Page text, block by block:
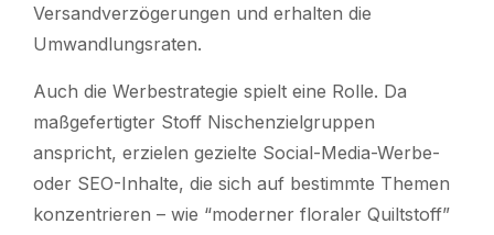
Versandverzögerungen und erhalten die
Umwandlungsraten.
Auch die Werbestrategie spielt eine Rolle. Da
maßgefertigter Stoff Nischenzielgruppen
anspricht, erzielen gezielte Social-Media-Werbe-
oder SEO-Inhalte, die sich auf bestimmte Themen
konzentrieren – wie “moderner floraler Quiltstoff”